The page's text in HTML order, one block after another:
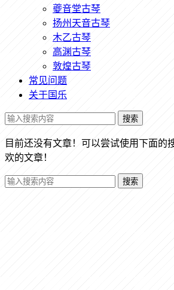
夔音堂古琴
扬州天音古琴
木乙古琴
高渊古琴
敦煌古琴
常见问题
关于国乐
搜索
目前还没有文章！可以尝试使用下面的
欢的文章！
搜索